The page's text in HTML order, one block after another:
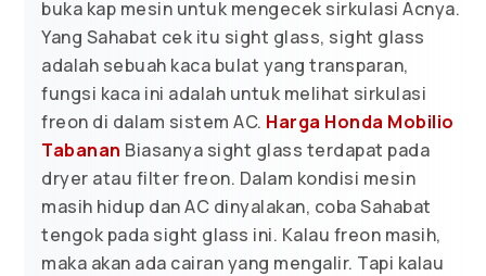
buka kap mesin untuk mengecek sirkulasi Acnya.
Yang Sahabat cek itu sight glass, sight glass
adalah sebuah kaca bulat yang transparan,
fungsi kaca ini adalah untuk melihat sirkulasi
freon di dalam sistem AC. Harga Honda Mobilio
Tabanan Biasanya sight glass terdapat pada
dryer atau filter freon. Dalam kondisi mesin
masih hidup dan AC dinyalakan, coba Sahabat
tengok pada sight glass ini. Kalau freon masih,
maka akan ada cairan yang mengalir. Tapi kalau